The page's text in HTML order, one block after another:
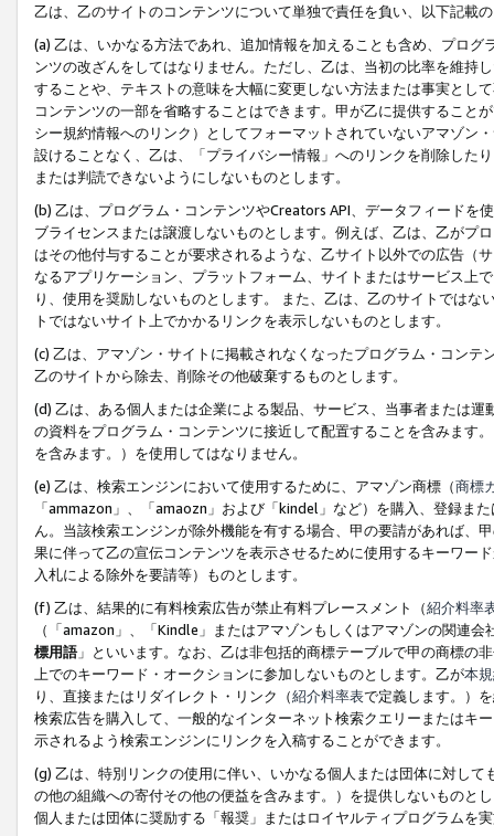
乙は、乙のサイトのコンテンツについて単独で責任を負い、以下記載
(a) 乙は、いかなる方法であれ、追加情報を加えることも含め、プロ
ンツの改ざんをしてはなりません。ただし、乙は、当初の比率を維持
することや、テキストの意味を大幅に変更しない方法または事実とし
コンテンツの一部を省略することはできます。甲が乙に提供すること
シー規約情報へのリンク）としてフォーマットされていないアマゾン
設けることなく、乙は、「プライバシー情報」へのリンクを削除した
または判読できないようにしないものとします。
(b) 乙は、プログラム・コンテンツやCreators API、データフィード
ブライセンスまたは譲渡しないものとします。例えば、乙は、乙がプ
はその他付与することが要求されるような、乙サイト以外での広告（
なるアプリケーション、プラットフォーム、サイトまたはサービス上
り、使用を奨励しないものとします。 また、乙は、乙のサイトでは
トではないサイト上でかかるリンクを表示しないものとします。
(c) 乙は、アマゾン・サイトに掲載されなくなったプログラム・コン
乙のサイトから除去、削除その他破棄するものとします。
(d) 乙は、ある個人または企業による製品、サービス、当事者または
の資料をプログラム・コンテンツに接近して配置することを含みます
を含みます。）を使用してはなりません。
(e) 乙は、検索エンジンにおいて使用するために、アマゾン商標（商標
「ammazon」、「amaozn」および「kindel」など）を購入、登録ま
ん。当該検索エンジンが除外機能を有する場合、甲の要請があれば、
果に伴って乙の宣伝コンテンツを表示させるために使用するキーワー
入札による除外を要請等）ものとします。
(f) 乙は、結果的に有料検索広告が禁止有料プレースメント（紹介料率
（「amazon」、「Kindle」またはアマゾンもしくはアマゾンの関連
標用語」といいます。なお、乙は非包括的商標テーブルで甲の商標の
上でのキーワード・オークションに参加しないものとします。乙が本
り、直接またはリダイレクト・リンク（紹介料率表で定義します。）
検索広告を購入して、一般的なインターネット検索クエリーまたはキ
示されるよう検索エンジンにリンクを入稿することができます。
(g) 乙は、特別リンクの使用に伴い、いかなる個人または団体に対し
の他の組織への寄付その他の便益を含みます。）を提供しないものと
個人または団体に奨励する「報奨」またはロイヤルティプログラムを